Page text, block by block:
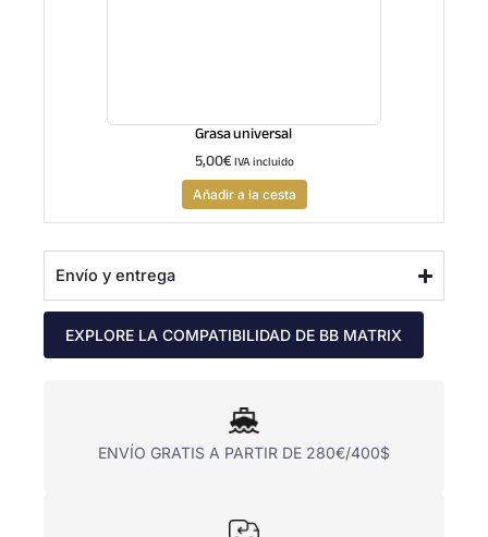
Grasa universal
5,00€IVA incluido
Añadir a la cesta
Envío y entrega
EXPLORE LA COMPATIBILIDAD DE BB MATRIX
ENVÍO GRATIS A PARTIR DE 280€/400$